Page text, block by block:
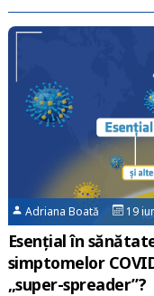
Adriana Boată 19
Esențial în
simptomelor
„super-spreader”?